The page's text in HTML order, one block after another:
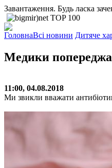
Завантаження. Будь ласка
ГоловнаВсі новини Дитяче
Медики
11:00, 04.08.2018
Ми звикли вважати